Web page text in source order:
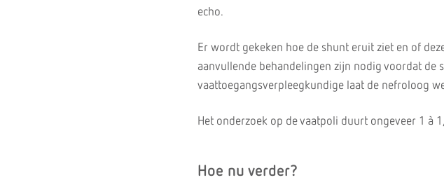
echo.
Er wordt gekeken hoe de shunt eruit ziet en of
aanvullende behandelingen zijn nodig voordat de
vaattoegangsverpleegkundige laat de nefroloog
Het onderzoek op de vaatpoli duurt ongeveer 1 à
Hoe nu verder?